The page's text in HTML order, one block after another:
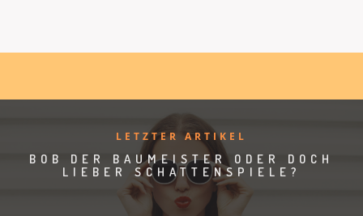
LETZTER ARTIKEL
BOB DER BAUMEISTER ODER DOCH
LIEBER SCHATTENSPIELE?